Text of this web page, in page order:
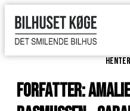
Forfatter: